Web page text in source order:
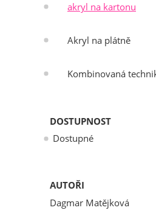
akryl na kartonu
Akryl na plátně
Kombinovaná
DOSTUPNOST
Dostupné
AUTOŘI
Dagmar Matějková